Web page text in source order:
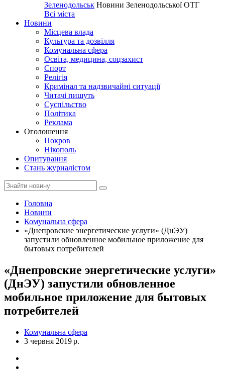
Зеленодольськ Новини Зеленодольської ОТГ
Всі міста
Новини
Місцева влада
Культура та дозвілля
Комунальна сфера
Освіта, медицина, соцзахист
Спорт
Релігія
Кримінал та надзвичайні ситуації
Читачі пишуть
Суспільство
Політика
Реклама
Оголошення
Покров
Нікополь
Опитування
Стань журналістом
Головна
Новини
Комунальна сфера
«Днепровские энергетические услуги» (ДнЭУ)
запустили обновленное мобильное приложение для
бытовых потребителей
«Днепровские энергетические услуги»
(ДнЭУ) запустили обновленное
мобильное приложение для бытовых
потребителей
Комунальна сфера
3 червня 2019 р.